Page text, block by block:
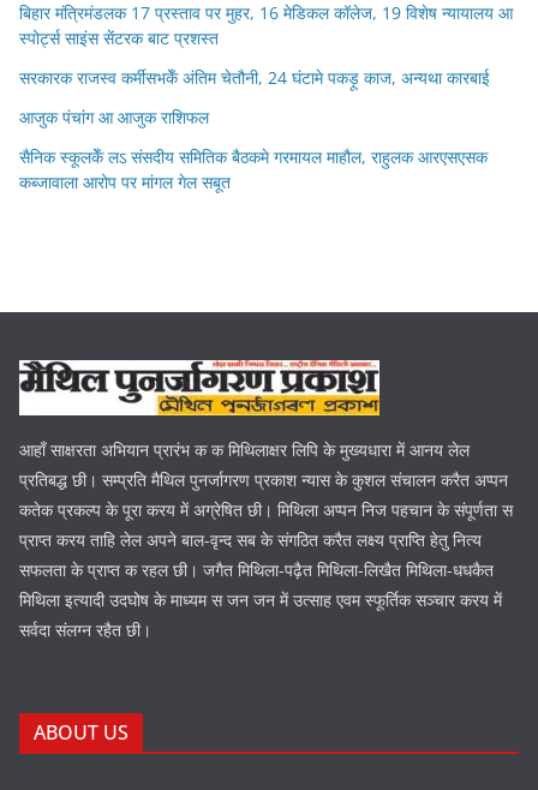
बिहार मंत्रिमंडलक 17 प्रस्ताव पर मुहर, 16 मेडिकल कॉलेज, 19 विशेष न्यायालय आ
स्पोर्ट्स साइंस सेंटरक बाट प्रशस्त
सरकारक राजस्व कर्मीसभकेँ अंतिम चेतौनी, 24 घंटामे पकड़ू काज, अन्यथा कारबाई
आजुक पंचांग आ आजुक राशिफल
सैनिक स्कूलकेँ लऽ संसदीय समितिक बैठकमे गरमायल माहौल, राहुलक आरएसएसक
कब्जावाला आरोप पर मांगल गेल सबूत
आहाँ साक्षरता अभियान प्रारंभ क क मिथिलाक्षर लिपि के मुख्यधारा में आनय लेल
प्रतिबद्ध छी। सम्प्रति मैथिल पुनर्जागरण प्रकाश न्यास के कुशल संचालन करैत अप्पन
कतेक प्रकल्प के पूरा करय में अग्रेषित छी। मिथिला अप्पन निज पहचान के संपूर्णता स
प्राप्त करय ताहि लेल अपने बाल-वृन्द सब के संगठित करैत लक्ष्य प्राप्ति हेतु नित्य
सफलता के प्राप्त क रहल छी। जगैत मिथिला-पढ़ैत मिथिला-लिखैत मिथिला-धधकैत
मिथिला इत्यादी उदघोष के माध्यम स जन जन में उत्साह एवम स्फूर्तिक सञ्चार करय में
सर्वदा संलग्न रहैत छी।
ABOUT US